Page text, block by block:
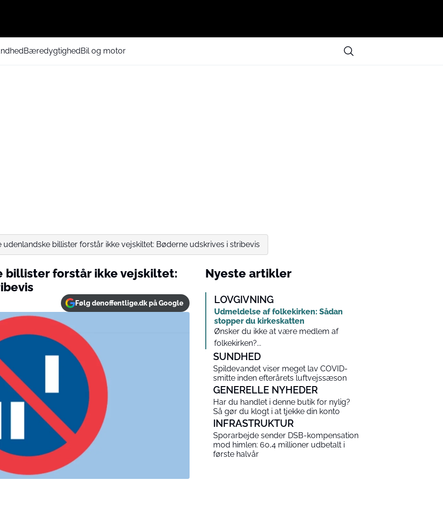
BæredygtighedBil og motor
udenlandske billister forstår ikke vejskiltet: Bøderne udskrives i stribevis
billister forstår ikke vejskiltet:
Følg denoffentlige.dk på Google
Nyeste artikler
LOVGIVNING
Udmeldelse af folkekirken: Sådan
stopper du kirkeskatten
Ønsker du ikke at være medlem af
folkekirken?...
SUNDHED
Spildevandet viser meget lav COVID-
smitte inden efterårets luftvejssæson
GENERELLE NYHEDER
Har du handlet i denne butik for nylig?
Så gør du klogt i at tjekke din konto
INFRASTRUKTUR
Sporarbejde sender DSB-kompensation
mod himlen: 60,4 millioner udbetalt i
første halvår